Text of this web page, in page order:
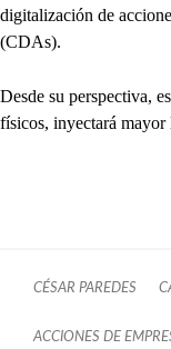
digitalización de
(CDAs).
Desde su perspectiva,
físicos, inyectará mayor
CÉSAR PAREDES
ACCIONES DE